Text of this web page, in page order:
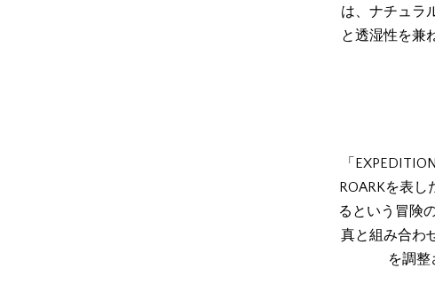
は、ナチュラ
と透湿性を兼
「
ROARKを表
るという冒険
真と組み合わ
を調整